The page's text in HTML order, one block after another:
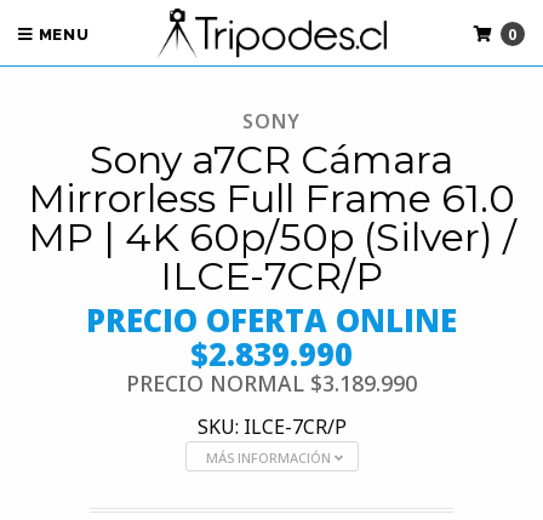
MENU 0
SONY
Sony a7CR Cámara
Mirrorless Full Frame 61.0
MP | 4K 60p/50p (Silver) /
ILCE-7CR/P
PRECIO OFERTA ONLINE
$2.839.990
PRECIO NORMAL $3.189.990
SKU: ILCE-7CR/P
MÁS INFORMACIÓN